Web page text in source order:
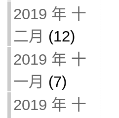
2019 年 十
二月 (12)
2019 年 十
一月 (7)
2019 年 十